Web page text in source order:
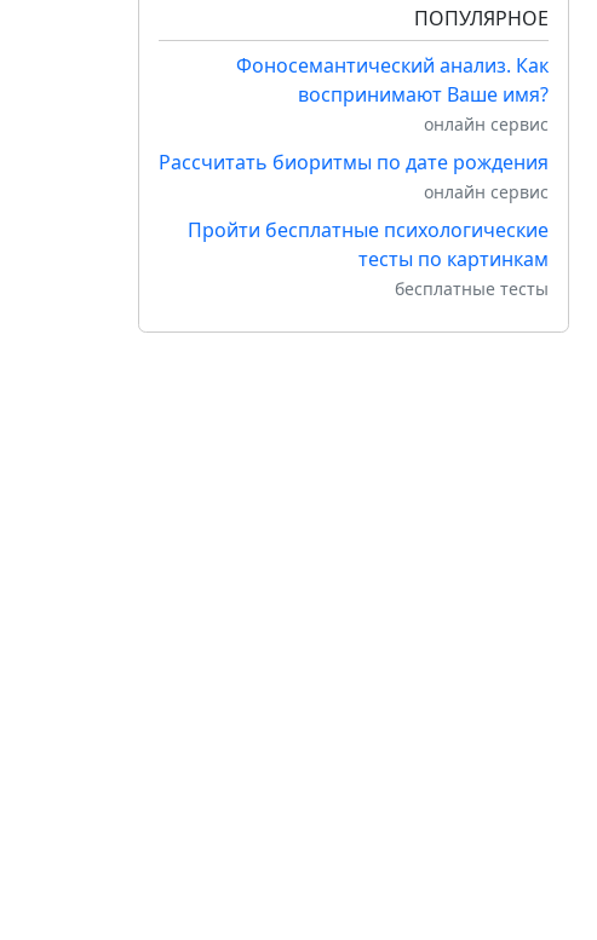
ПОПУЛЯРНОЕ
Фоносемантический анализ. Как
воспринимают Ваше имя?
онлайн сервис
Рассчитать биоритмы по дате рождения
онлайн сервис
Пройти бесплатные психологические
тесты по картинкам
бесплатные тесты